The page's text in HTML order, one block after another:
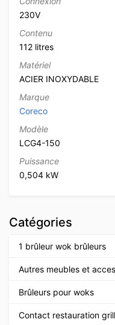
230V
Contenu
112 litres
Matériel
ACIER INOXYDABLE
Marque
Coreco
Modèle
LCG4-150
Puissance
0,504 kW
Catégories
1 brûleur wok brûleurs
Autres meubles et
Brûleurs pour woks
Contact restauration grill